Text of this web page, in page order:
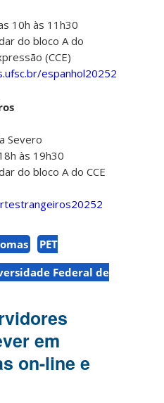
10h às 11h30
do bloco A do
(CCE)
espanhol20252
Severo
às 19h30
do bloco A do CCE
PET
Federal de
em
on-line e